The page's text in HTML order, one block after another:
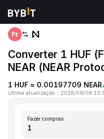
Página inicial
Converter 1 HUF
NEAR (NEAR
1 HUF ≈ 0.00197709 NEAR
Última atualização ： 2026/08/08
Fazer compras